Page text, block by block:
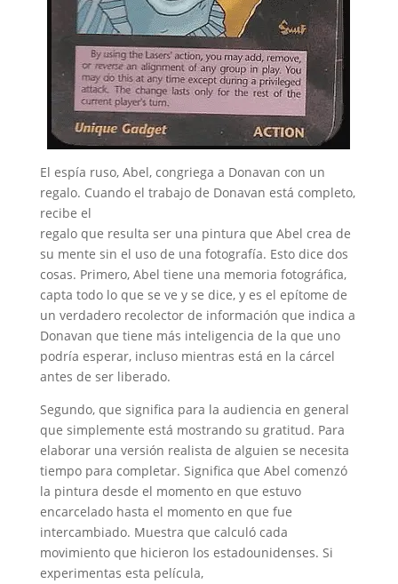
El espía ruso, Abel, congriega a Donavan con un
regalo. Cuando el trabajo de Donavan está completo,
recibe el
regalo que resulta ser una pintura que Abel crea de
su mente sin el uso de una fotografía. Esto dice dos
cosas. Primero, Abel tiene una memoria fotográfica,
capta todo lo que se ve y se dice, y es el epítome de
un verdadero recolector de información que indica a
Donavan que tiene más inteligencia de la que uno
podría esperar, incluso mientras está en la cárcel
antes de ser liberado.
Segundo, que significa para la audiencia en general
que simplemente está mostrando su gratitud. Para
elaborar una versión realista de alguien se necesita
tiempo para completar. Significa que Abel comenzó
la pintura desde el momento en que estuvo
encarcelado hasta el momento en que fue
intercambiado. Muestra que calculó cada
movimiento que hicieron los estadounidenses. Si
experimentas esta película,